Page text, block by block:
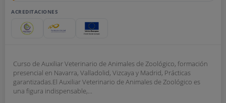
ACREDITACIONES
Curso de Auxiliar Veterinario de Animales de Zoológico, formación
presencial en Navarra, Valladolid, Vizcaya y Madrid, Prácticas
garantizadas.El Auxiliar Veterinario de Animales de Zoológico es
una figura indispensable,...